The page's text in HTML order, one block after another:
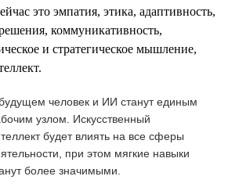
это эмпатия, этика, адаптивность,
коммуникативность,
и стратегическое мышление,
человек и ИИ станут единым
узлом. Искусственный
будет влиять на все сферы
при этом мягкие навыки
более значимыми.